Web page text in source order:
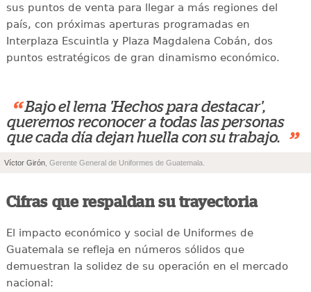
sus puntos de venta para llegar a más regiones del
país, con próximas aperturas programadas en
Interplaza Escuintla y Plaza Magdalena Cobán, dos
puntos estratégicos de gran dinamismo económico.
“ Bajo el lema 'Hechos para destacar',
queremos reconocer a todas las personas
que cada día dejan huella con su trabajo.
”
Víctor Girón , Gerente General de Uniformes de Guatemala.
Cifras que respaldan su trayectoria
El impacto económico y social de Uniformes de
Guatemala se refleja en números sólidos que
demuestran la solidez de su operación en el mercado
nacional: